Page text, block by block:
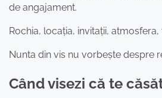
de angajament.
Rochia, locația, invitații,
Nunta din vis nu vorbește despre
Când visezi că te